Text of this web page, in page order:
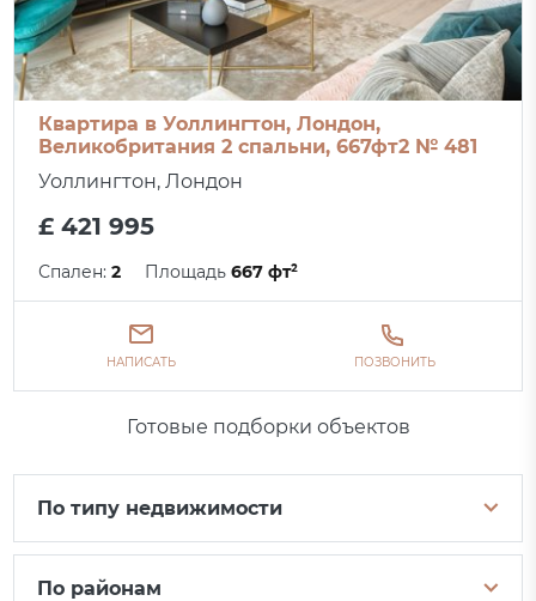
Квартира в Уоллингтон, Лондон,
Великобритания 2 спальни, 667фт2 № 481
Уоллингтон, Лондон
£ 421 995
Спален:2 Площадь667 фт²
НАПИСАТЬ ПОЗВОНИТЬ
Готовые подборки объектов
По типу недвижимости
По районам